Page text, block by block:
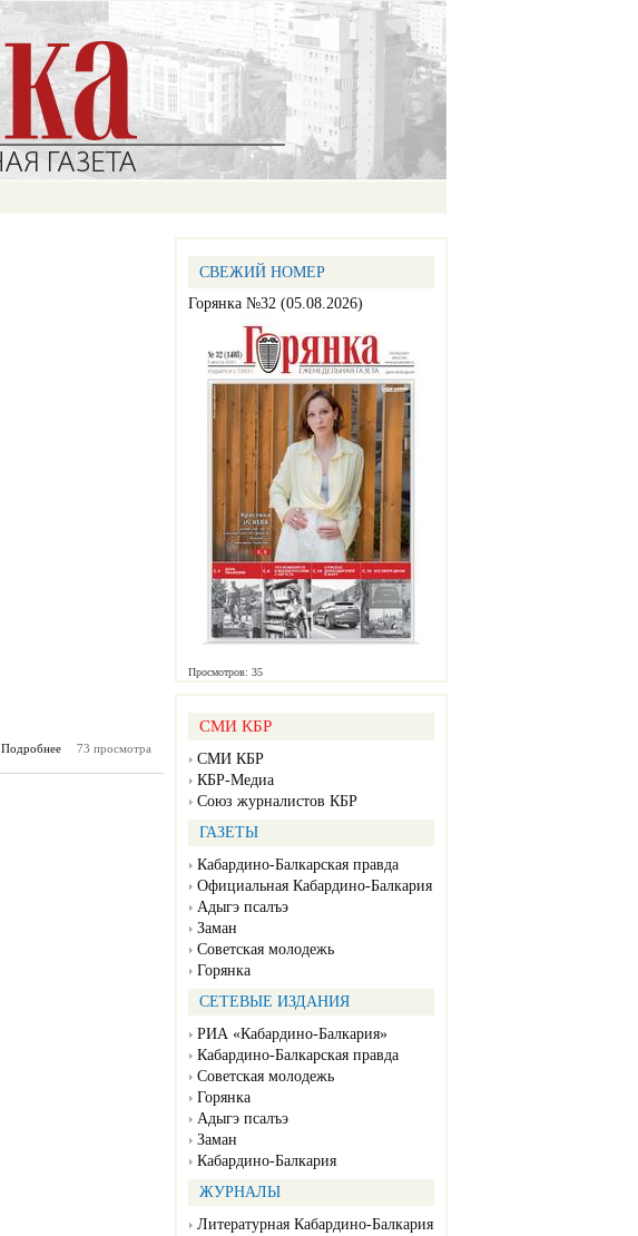
СВЕЖИЙ НОМЕР
Горянка №32 (05.08.2026)
Просмотров: 35
СМИ КБР
СМИ КБР
КБР-Медиа
Союз журналистов КБР
ГАЗЕТЫ
Кабардино-Балкарская правда
Официальная Кабардино-Балкария
Адыгэ псалъэ
Заман
Советская молодежь
Горянка
СЕТЕВЫЕ ИЗДАНИЯ
РИА «Кабардино-Балкария»
Кабардино-Балкарская правда
Советская молодежь
Горянка
Адыгэ псалъэ
Заман
Кабардино-Балкария
ЖУРНАЛЫ
Литературная Кабардино-Балкария
Подробнее
о Горянка №35
73 просмотра